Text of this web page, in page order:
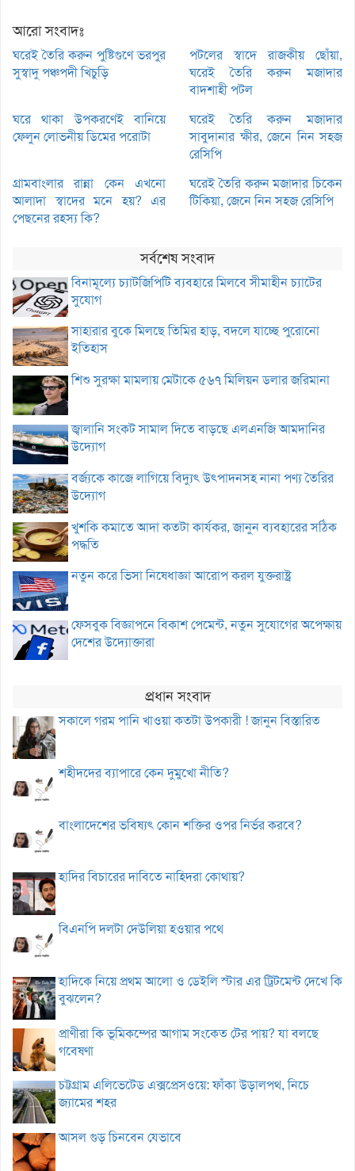
আরো সংবাদঃ
ঘরেই তৈরি করুন পুষ্টিগুণে ভরপুর
সুস্বাদু পঞ্চপদী খিচুড়ি
পটলের স্বাদে রাজকীয় ছোঁয়া,
ঘরেই তৈরি করুন মজাদার
বাদশাহী পটল
ঘরে থাকা উপকরণেই বানিয়ে
ফেলুন লোভনীয় ডিমের পরোটা
ঘরেই তৈরি করুন মজাদার
সাবুদানার ক্ষীর, জেনে নিন সহজ
রেসিপি
গ্রামবাংলার রান্না কেন এখনো
আলাদা স্বাদের মনে হয়? এর
পেছনের রহস্য কি?
ঘরেই তৈরি করুন মজাদার চিকেন
টিকিয়া, জেনে নিন সহজ রেসিপি
সর্বশেষ সংবাদ
বিনামূল্যে চ্যাটজিপিটি ব্যবহারে মিলবে সীমাহীন চ্যাটের
সুযোগ
সাহারার বুকে মিলছে তিমির হাড়, বদলে যাচ্ছে পুরোনো
ইতিহাস
শিশু সুরক্ষা মামলায় মেটাকে ৫৬৭ মিলিয়ন ডলার জরিমানা
জ্বালানি সংকট সামাল দিতে বাড়ছে এলএনজি আমদানির
উদ্যোগ
বর্জ্যকে কাজে লাগিয়ে বিদ্যুৎ উৎপাদনসহ নানা পণ্য তৈরির
উদ্যোগ
খুশকি কমাতে আদা কতটা কার্যকর, জানুন ব্যবহারের সঠিক
পদ্ধতি
নতুন করে ভিসা নিষেধাজ্ঞা আরোপ করল যুক্তরাষ্ট্র
ফেসবুক বিজ্ঞাপনে বিকাশ পেমেন্ট, নতুন সুযোগের অপেক্ষায়
দেশের উদ্যোক্তারা
প্রধান সংবাদ
সকালে গরম পানি খাওয়া কতটা উপকারী ! জানুন বিস্তারিত
শহীদদের ব্যাপারে কেন দুমুখো নীতি?
বাংলাদেশের ভবিষ্যৎ কোন শক্তির ওপর নির্ভর করবে?
হাদির বিচারের দাবিতে নাহিদরা কোথায়?
বিএনপি দলটা দেউলিয়া হওয়ার পথে
হাদিকে নিয়ে প্রথম আলো ও ডেইলি স্টার এর ট্রিটমেন্ট দেখে কি
বুঝলেন?
প্রাণীরা কি ভূমিকম্পের আগাম সংকেত টের পায়? যা বলছে
গবেষণা
চট্টগ্রাম এলিভেটেড এক্সপ্রেসওয়ে: ফাঁকা উড়ালপথ, নিচে
জ্যামের শহর
আসল গুড় চিনবেন যেভাবে